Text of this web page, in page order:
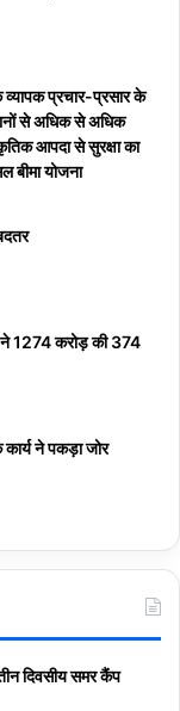
व्यापक प्रचार-प्रसार के
से अधिक से अधिक
आपदा से सुरक्षा का
बीमा योजना
ने 1274 करोड़ की 374
ने पकड़ा जोर
दिवसीय समर कैंप